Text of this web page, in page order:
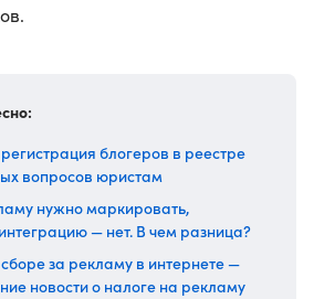
блогеров в реестре
вопросов юристам
нужно маркировать,
— нет. В чем разница?
сборе за рекламу в интернете —
новости о налоге на рекламу